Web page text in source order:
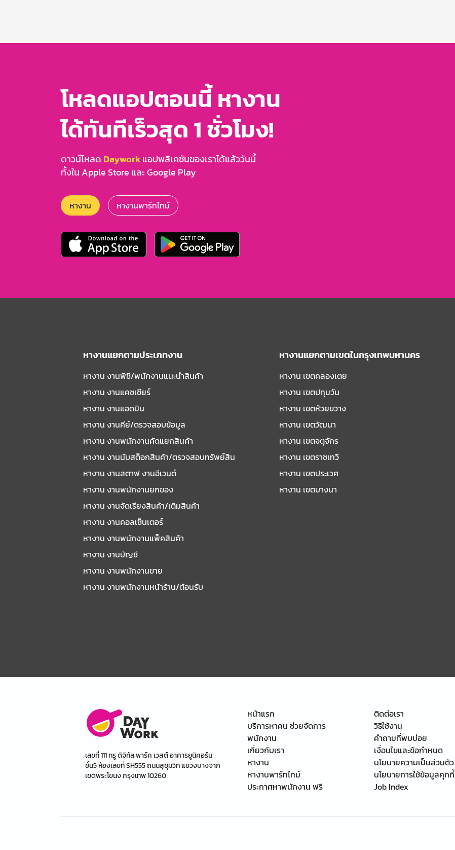
โหลดแอปตอนนี้ หางาน
ได้ทันทีเร็วสุด 1 ชั่วโมง!
ดาวน์โหลด Dayworkแอปพลิเคชันของเราได้แล้ววันนี้
ทั้งใน Apple Store และ Google Play
หางาน หางานพาร์ทไทม์
หางานแยกตามประเภทงาน
หางาน งานพีซี/พนักงานแนะนําสินค้า
หางาน งานแคชเชียร์
หางาน งานแอดมิน
หางาน งานคีย์/ตรวจสอบข้อมูล
หางาน งานพนักงานคัดแยกสินค้า
หางาน งานนับสต็อกสินค้า/ตรวจสอบทรัพย์สิน
หางาน งานสตาฟ งานอีเวนต์
หางาน งานพนักงานยกของ
หางาน งานจัดเรียงสินค้า/เติมสินค้า
หางาน งานคอลเซ็นเตอร์
หางาน งานพนักงานแพ็คสินค้า
หางาน งานบัญชี
หางาน งานพนักงานขาย
หางาน งานพนักงานหน้าร้าน/ต้อนรับ
หางานแยกตามเขตในกรุงเทพมหานคร
หางาน เขตคลองเตย
หางาน เขตปทุมวัน
หางาน เขตห้วยขวาง
หางาน เขตวัฒนา
หางาน เขตจตุจักร
หางาน เขตราชเทวี
หางาน เขตประเวศ
หางาน เขตบางนา
เลขที่ 111 ทรู ดิจิทัล พาร์ค เวสต์ อาคารยูนิคอร์น
ชั้น5 ห้องเลขที่ SH555 ถนนสุขุมวิท แขวงบางจาก
เขตพระโขนง กรุงเทพ 10260
หน้าแรก
บริการหาคน ช่วยจัดการ
พนักงาน
เกี่ยวกับเรา
หางาน
หางานพาร์ทไทม์
ประกาศหาพนักงาน ฟรี
ติดต่อเรา
วิธีใช้งาน
คำถามที่พบบ่อย
เงื่อนไขและข้อกำหนด
นโยบายความเป็นส่วนตัว
นโยบายการใช้ข้อมูลคุกกี้
Job Index